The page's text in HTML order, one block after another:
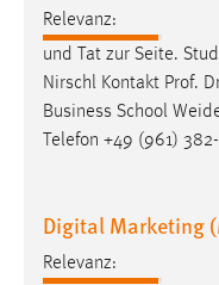
Relevanz:
und Tat zur Seite.
Nirschl Kontakt Prof.
Business School
Telefon +49 (961)
Digital Marketing
Relevanz: